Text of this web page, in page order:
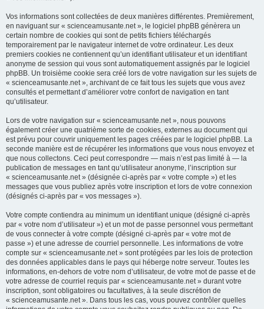
Vos informations sont collectées de deux manières différentes. Premièrement,
en naviguant sur « scienceamusante.net », le logiciel phpBB génèrera un
certain nombre de cookies qui sont de petits fichiers téléchargés
temporairement par le navigateur internet de votre ordinateur. Les deux
premiers cookies ne contiennent qu’un identifiant utilisateur et un identifiant
anonyme de session qui vous sont automatiquement assignés par le logiciel
phpBB. Un troisième cookie sera créé lors de votre navigation sur les sujets de
« scienceamusante.net », archivant de ce fait tous les sujets que vous avez
consultés et permettant d’améliorer votre confort de navigation en tant
qu’utilisateur.
Lors de votre navigation sur « scienceamusante.net », nous pouvons
également créer une quatrième sorte de cookies, externes au document qui
est prévu pour couvrir uniquement les pages créées par le logiciel phpBB. La
seconde manière est de récupérer les informations que vous nous envoyez et
que nous collectons. Ceci peut correspondre — mais n’est pas limité à — la
publication de messages en tant qu’utilisateur anonyme, l’inscription sur
« scienceamusante.net » (désignée ci-après par « votre compte ») et les
messages que vous publiez après votre inscription et lors de votre connexion
(désignés ci-après par « vos messages »).
Votre compte contiendra au minimum un identifiant unique (désigné ci-après
par « votre nom d’utilisateur ») et un mot de passe personnel vous permettant
de vous connecter à votre compte (désigné ci-après par « votre mot de
passe ») et une adresse de courriel personnelle. Les informations de votre
compte sur « scienceamusante.net » sont protégées par les lois de protection
des données applicables dans le pays qui héberge notre serveur. Toutes les
informations, en-dehors de votre nom d’utilisateur, de votre mot de passe et de
votre adresse de courriel requis par « scienceamusante.net » durant votre
inscription, sont obligatoires ou facultatives, à la seule discrétion de
« scienceamusante.net ». Dans tous les cas, vous pouvez contrôler quelles